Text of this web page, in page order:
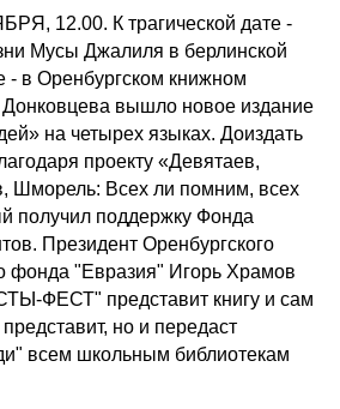
12.00. К трагической дате -
Мусы Джалиля в берлинской
- в Оренбургском книжном
Донковцева вышло новое издание
на четырех языках. Доиздать
проекту «Девятаев,
Шморель: Всех ли помним, всех
получил поддержку Фонда
Президент Оренбургского
фонда "Евразия" Игорь Храмов
ФЕСТ" представит книгу и сам
но и передаст
всем школьным библиотекам